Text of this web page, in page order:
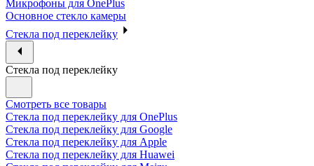
Микрофоны для OnePlus
Основное стекло камеры
Стекла под переклейку
Стекла под переклейку
Смотреть все товары
Стекла под переклейку для OnePlus
Стекла под переклейку для Google
Стекла под переклейку для Apple
Стекла под переклейку для Huawei